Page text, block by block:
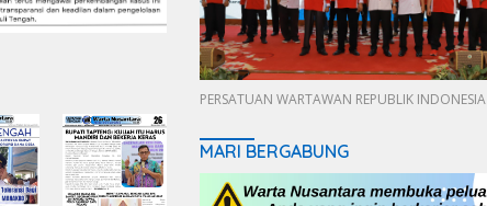
PERSATUAN WARTAWAN REPUBLIK INDONESIA
MARI BERGABUNG